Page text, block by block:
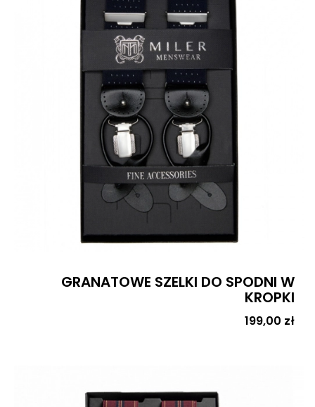
GRANATOWE SZELKI DO SPODNI W
KROPKI
Cena
199,00 zł